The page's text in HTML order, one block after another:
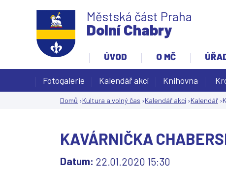
Městská část Praha
Dolní Chabry
ÚVOD O MČ
Fotogalerie Kalendář akcí Knihovna
zde
Domů ›Kultura a volný čas ›Kalendář akcí ›Kalendář ›
KAVÁRNIČKA
Datum: 22.01.2020 15:30